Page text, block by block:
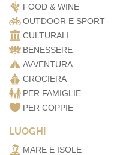
FOOD & WINE
OUTDOOR E SPORT
CULTURALI
BENESSERE
AVVENTURA
CROCIERA
PER FAMIGLIE
PER COPPIE
LUOGHI
MARE E ISOLE